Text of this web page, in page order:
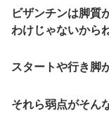
ビザンチンは脚質
わけじゃないから
スタートや行き脚
それら弱点がそん